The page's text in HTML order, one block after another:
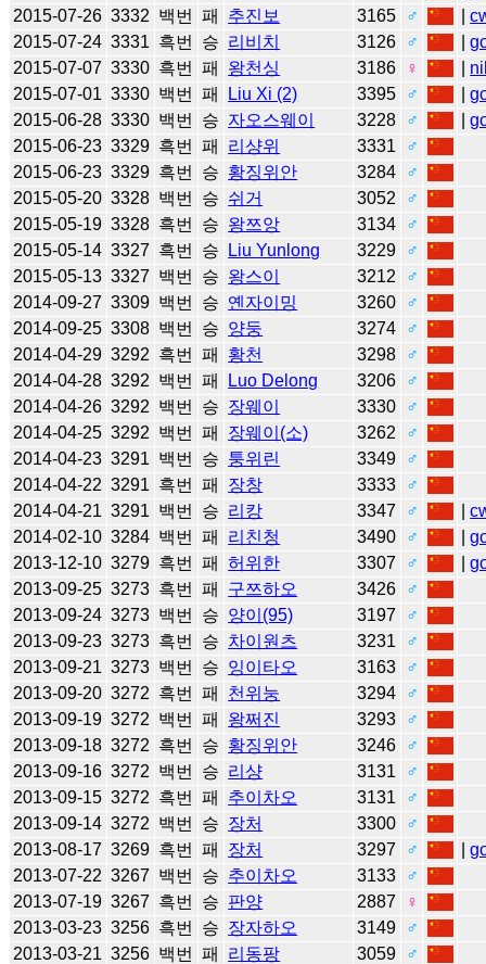
2015-07-26 3332 백번 패 추진보 3165 ♂ |
2015-07-24 3331 흑번 승 리비치 3126 ♂ |
2015-07-07 3330 흑번 패 왕천싱 3186 ♀
2015-07-01 3330 백번 패 Liu Xi (2) 3395 ♂ |
2015-06-28 3330 백번 승 자오스웨이 3228 ♂ |
2015-06-23 3329 흑번 패 리샹위 3331
♂
2015-06-23 3329 흑번 승 황징위안 3284
♂
2015-05-20 3328 백번 승 쉬거 3052
♂
2015-05-19 3328 흑번 승 왕쯔앙 3134
♂
2015-05-14 3327 흑번 승 Liu Yunlong 3229
♂
2015-05-13 3327 백번 승 왕스이 3212
♂
2014-09-27 3309 백번 승 옌자이밍 3260
♂
2014-09-25 3308 백번 승 양둥 3274
♂
2014-04-29 3292 흑번 패 황천 3298
♂
2014-04-28 3292 백번 패 Luo Delong 3206
♂
2014-04-26 3292 백번 승 장웨이 3330
♂
2014-04-25 3292 백번 패 장웨이(소) 3262
♂
2014-04-23 3291 백번 승 퉁위린 3349
♂
2014-04-22 3291 흑번 패 장창 3333
♂
2014-04-21 3291 백번 승 리캉 3347 ♂ |
2014-02-10 3284 백번 패 리친청 3490 ♂ |
2013-12-10 3279 흑번 패 허위한 3307 ♂ |
2013-09-25 3273 흑번 패 구쯔하오 3426
♂
2013-09-24 3273 백번 승 양이(95) 3197
♂
2013-09-23 3273 흑번 승 차이원츠 3231
♂
2013-09-21 3273 백번 승 잉이타오 3163
♂
2013-09-20 3272 흑번 패 천위눙 3294
♂
2013-09-19 3272 백번 패 왕쩌진 3293
♂
2013-09-18 3272 흑번 승 황징위안 3246
♂
2013-09-16 3272 백번 승 리샹 3131
♂
2013-09-15 3272 흑번 패 추이차오 3131
♂
2013-09-14 3272 백번 승 장처 3300
♂
2013-08-17 3269 흑번 패 장처 3297 ♂ |
2013-07-22 3267 백번 승 추이차오 3133
♂
2013-07-19 3267 흑번 승 판양 2887
♀
2013-03-23 3256 흑번 승 장자하오 3149
♂
2013-03-21 3256 백번 패 리동팡 3059
♂